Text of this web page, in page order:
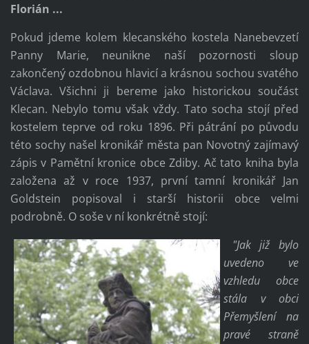
Florián ...
Pokud jdeme kolem klecanského kostela Nanebevzetí
Panny Marie, neunikne naší pozornosti sloup
zakončený ozdobnou hlavicí a krásnou sochou svatého
Václava. Všichni ji bereme jako historickou součást
Klecan. Nebylo tomu však vždy. Tato socha stojí před
kostelem teprve od roku 1896. Při pátrání po původu
této sochy našel kronikář města pan Novotný zajímavý
zápis v Pamětní kronice obce Zdiby. Ač tato kniha byla
založena až v roce 1937, první tamní kronikář Jan
Goldstein popisoval i starší historii obce velmi
podrobně. O soše v ní konkrétně stojí:
"Jak již bylo
uvedeno ve
vzhledu obce
stála v obci
Přemyšlení na
pravé straně